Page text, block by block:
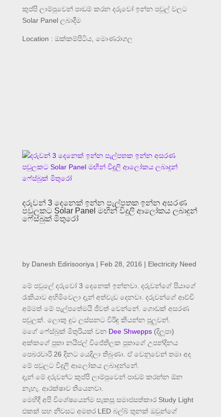
කුප්පි ලාම්පුවෙන් පාඩම් කරන දරුවෝ ඉන්න පවුල් වලට
Solar Panel ලබාදීම
Location : ඔක්කම්පිටිය, මොණරාගල
දරුවන් 3 දෙනෙක් ඉන්න පැල්පතක ඉන්න අසරණ
පවුලකට Solar Panel මඟින් විදුලි ආලෝකය ලබාදුන්
ෆේස්බුක් මිතුරෝ
by Danesh Edirisooriya | Feb 28, 2016 | Electricity Need
මේ පවුලේ දරුවෝ 3 දෙනෙක් ඉන්නවා. දරුවන්ගේ පියාගේ
රැකියාව අහිමිවෙලා දැන් අත්වැඩ දෙනවා. දරුවන්ගේ ආච්චි
අම්මත් මේ පැල්පතේමයි ජීවත් වෙන්නේ. ගොඩක් අසරණ
පවුලක්. ලොකු දූට ලස්සනට විරිඳු කියන්න පුලුවන්.
මගේ ෆේස්බුක් මිතුරියක් වන Dee Shwepps(දිලූපා)
අක්කගේ පුතා නයිජල් විජේතිලක පුතාගේ උපන්දිනය
පෙබරවාරි 26 දිනට යෙදිලා තිබුණා. ඒ වෙනුවෙන් තමා අද
මේ පවුලට විදුලි ආලෝකය ලබාදුන්නේ.
දැන් මේ දරුවන්ට කුප්පි ලාම්පුවෙන් පාඩම් කරන්න ඕන
නැහැ. ආරක්ෂාව තියෙනවා.
මෙහිදී අපි විශේෂයෙන්ම සැකසූ සමාජසත්කාර Study Light
එකක් සහ නිවසට අමතර LED බල්බ් තුනක් ඔවුන්ගේ